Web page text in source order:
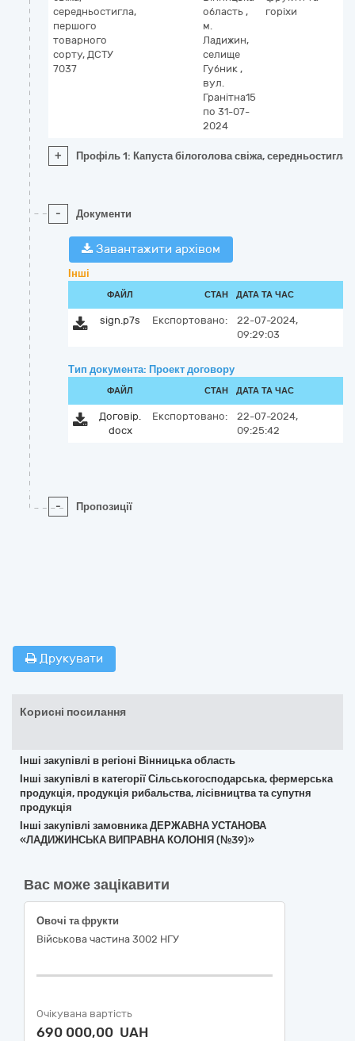
середньостигла,
першого
товарного
сорту, ДСТУ
7037
область ,
м.
Ладижин,
селище
Губник ,
вул.
Гранітна15
по 31-07-
2024
горіхи
+ Профіль 1: Капуста білоголова свіжа,
- Документи
Завантажити архівом
Інші
ФАЙЛ СТАН ДАТА ТА ЧАС
sign.p7s Експортовано:
22-07-2024,
09:29:03
Тип документа: Проект договору
ФАЙЛ СТАН ДАТА ТА ЧАС
Договір.
docx
Експортовано:
22-07-2024,
09:25:42
- Пропозиції
Друкувати
Корисні посилання
Інші закупівлі в регіоні Вінницька область
Інші закупівлі в категорії Сільськогосподарська, фермерська
продукція, продукція рибальства, лісівництва та супутня
продукція
Інші закупівлі замовника ДЕРЖАВНА УСТАНОВА
«ЛАДИЖИНСЬКА ВИПРАВНА КОЛОНІЯ (№39)»
Вас може зацікавити
Овочі та фрукти
Військова частина 3002 НГУ
Очікувана вартість
690 000,00 UAH